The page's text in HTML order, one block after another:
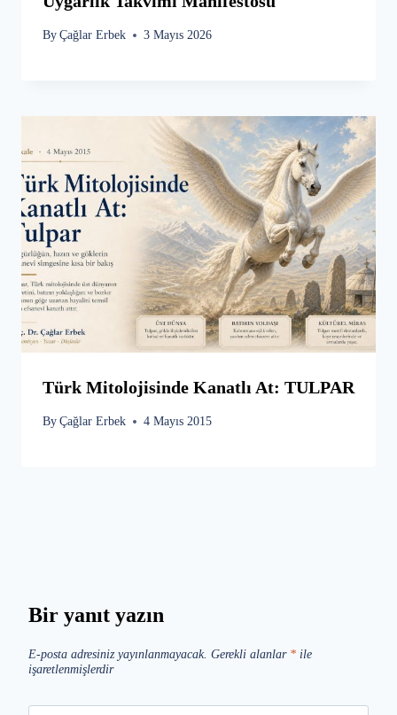
By Çağlar Erbek 3 Mayıs 2026
Türk Mitolojisinde Kanatlı At: TULPAR
By Çağlar Erbek 4 Mayıs 2015
Bir yanıt yazın
E-posta adresiniz yayınlanmayacak. Gerekli alanlar * ile
işaretlenmişlerdir